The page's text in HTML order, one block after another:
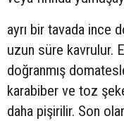
ayrı bir tavada ince
uzun süre kavrulur.
doğranmış
karabiber ve toz
daha pişirilir. Son